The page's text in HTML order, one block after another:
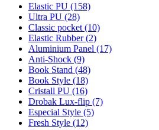
Elastic PU (158)
Ultra PU (28)
Classic pocket (10)
Elastic Rubber (2)
Aluminium Panel (17)
Anti-Shock (9)
Book Stand (48)
Book Style (18)
Cristall PU (16)
Drobak Lux-flip (7)
Especial Style (5)
Fresh Style (12)